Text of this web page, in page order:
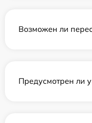
Возможен ли
Предусмотрен ли